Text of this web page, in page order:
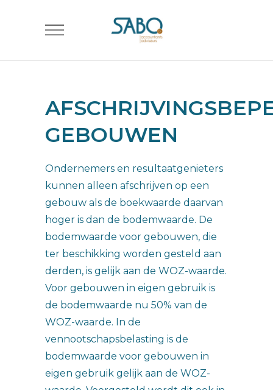
GEBOUWEN
Ondernemers en resultaatgenieters
kunnen alleen afschrijven op een
gebouw als de boekwaarde daarvan
hoger is dan de bodemwaarde. De
bodemwaarde voor gebouwen, die
ter beschikking worden gesteld aan
derden, is gelijk aan de WOZ-waarde.
Voor gebouwen in eigen gebruik is
de bodemwaarde nu 50% van de
WOZ-waarde. In de
vennootschapsbelasting is de
bodemwaarde voor gebouwen in
eigen gebruik gelijk aan de WOZ-